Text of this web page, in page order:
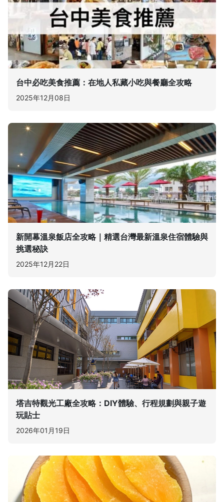
台中必吃美食推薦：在地人私藏小吃與餐廳全攻略
2025年12月08日
新開幕溫泉飯店全攻略｜精選台灣最新溫泉住宿體驗與
挑選秘訣
2025年12月22日
塔吉特觀光工廠全攻略：DIY體驗、行程規劃與親子遊
玩貼士
2026年01月19日